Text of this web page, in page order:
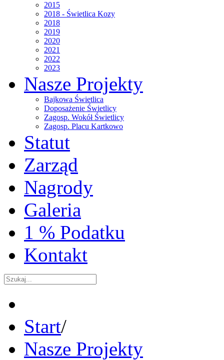
2015
2018 - Świetlica Kozy
2018
2019
2020
2021
2022
2023
Nasze Projekty
Bajkowa Świetlica
Doposażenie Świetlicy
Zagosp. Wokół Świetlicy
Zagosp. Placu Kartkowo
Statut
Zarząd
Nagrody
Galeria
1 % Podatku
Kontakt
Start/
Nasze Projekty